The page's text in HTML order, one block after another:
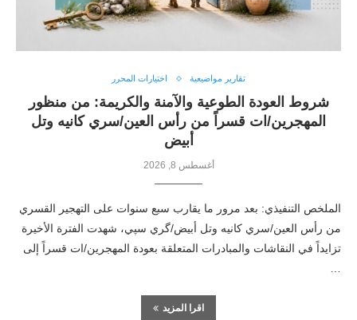
تقارير مواضيعية اختيارات المحرر
شروط العودة الطوعية والآمنة والكريمة: من منظور
المهجرين/ات قسراً من رأس العين/سري كانيه وتل
أبيض
أغسطس 8, 2026
الملخص التنفيذي: بعد مرور ما يقارب سبع سنوات على التهجير القسري
من رأس العين/سري كانيه وتل أبيض/گري سپي، شهدت الفترة الأخيرة
تزايداً في النقاشات والمبادرات المتعلقة بعودة المهجرين/ات قسراً إلى
اقرا المزيد